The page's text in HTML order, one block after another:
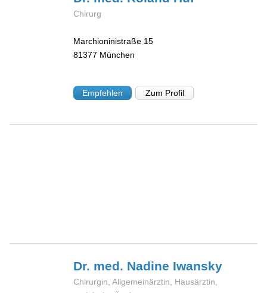
Chirurg
Marchioninistraße 15
81377 München
Empfehlen Zum Profil
Dr. med. Nadine Iwansky
Chirurgin, Allgemeinärztin, Hausärztin,